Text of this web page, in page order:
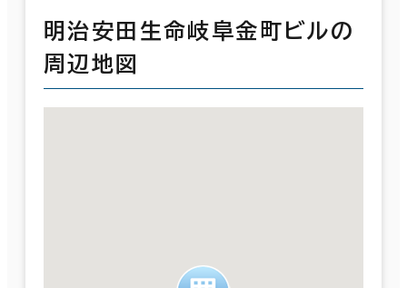
明治安田生命岐阜金町ビルの
周辺地図